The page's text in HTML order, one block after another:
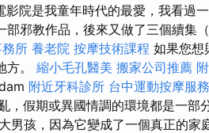
影院是我童年時代的最愛，我看過
邪教作品，後來又做了三個續集
所 養老院 按摩技術課程 如果您想
方。 縮小毛孔醫美 搬家公司推薦
附近牙科診所 台中運動按摩服務
假期或異國情調的環境都是一部
男孩，因為它變成了一個真正的家